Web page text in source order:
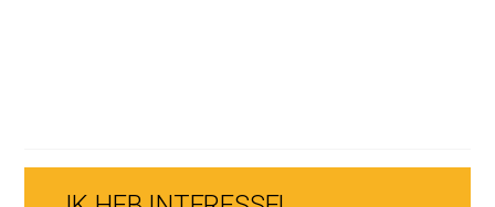
Interesse in de mogelijkheden? Neem gerust contact op
voor meer informatie of een bezichtiging ter plaatse.